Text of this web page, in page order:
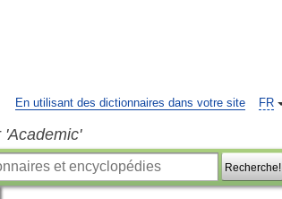
FR
En utilisant des dictionnaires dans votre site
'Academic'
Recherche!